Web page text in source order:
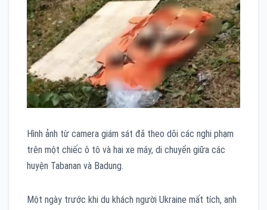
Hình ảnh từ camera giám sát đã theo dõi các nghi phạm
trên một chiếc ô tô và hai xe máy, di chuyển giữa các
huyện Tabanan và Badung.
Một ngày trước khi du khách người Ukraine mất tích, anh